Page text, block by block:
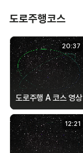
도로주행코스
20:37
도로주행 A 코스 영상
12:21